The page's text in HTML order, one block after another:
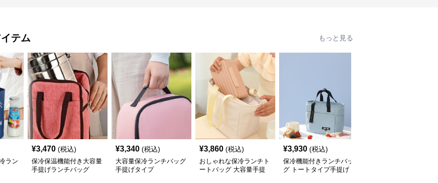
テム もっと見る
ラン
¥3,470 (税込)
保冷保温機能付き大容量
手提げランチバッグ
¥3,340 (税込)
大容量保冷ランチバッグ
手提げタイプ
¥3,860 (税込)
おしゃれな保冷ランチト
ートバッグ 大容量手提
¥3,930 (税込)
保冷機能付きランチバッ
グ トートタイプ手提げ